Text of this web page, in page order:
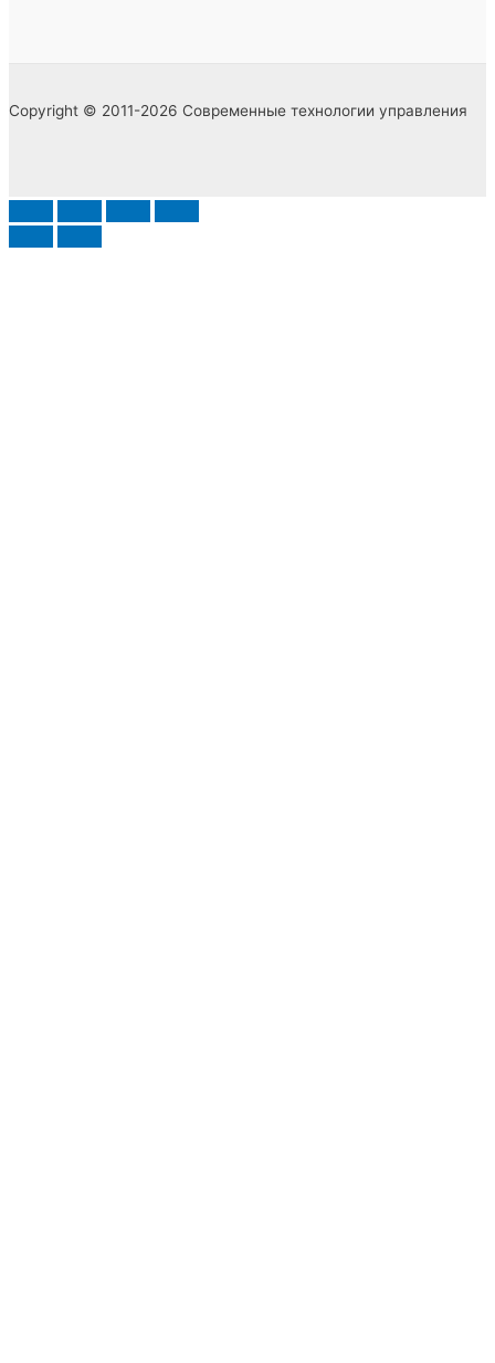
Copyright © 2011-2026 Современные технологии управления